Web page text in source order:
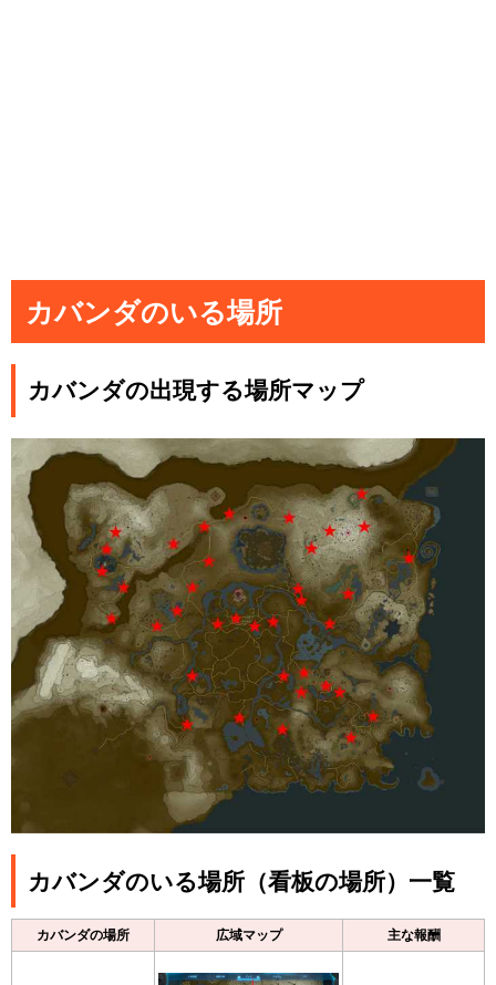
カバンダのいる場所
カバンダの出現する場所マップ
カバンダのいる場所（看板の場所）一覧
カバンダの場所 広域マップ 主な報酬